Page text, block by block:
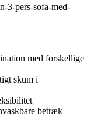
3-pers-sofa-med-
med forskellige
skum i
betræk